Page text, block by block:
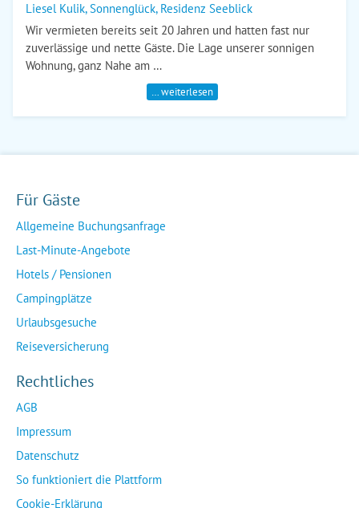
Liesel Kulik, Sonnenglück, Residenz Seeblick
Wir vermieten bereits seit 20 Jahren und hatten fast nur
zuverlässige und nette Gäste. Die Lage unserer sonnigen
Wohnung, ganz Nahe am …
… weiterlesen
Für Gäste
Allgemeine Buchungsanfrage
Last-Minute-Angebote
Hotels / Pensionen
Campingplätze
Urlaubsgesuche
Reiseversicherung
Rechtliches
AGB
Impressum
Datenschutz
So funktioniert die Plattform
Cookie-Erklärung